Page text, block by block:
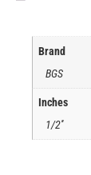
Brand
BGS
Inches
1/2''